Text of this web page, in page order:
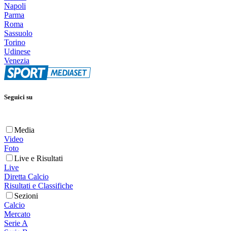
Napoli
Parma
Roma
Sassuolo
Torino
Udinese
Venezia
Seguici su
Media
Video
Foto
Live e Risultati
Live
Diretta Calcio
Risultati e Classifiche
Sezioni
Calcio
Mercato
Serie A